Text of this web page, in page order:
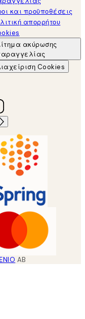
και προϋποθέσεις
απορρήτου
ακύρωσης
Cookies
AB